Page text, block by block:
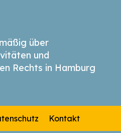
über
und
Rechts in Hamburg
Kontakt